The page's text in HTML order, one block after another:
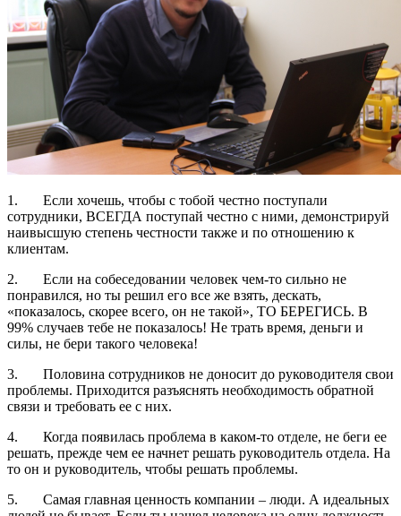
1. Если хочешь, чтобы с тобой честно поступали
сотрудники, ВСЕГДА поступай честно с ними, демонстрируй
наивысшую степень честности также и по отношению к
клиентам.
2. Если на собеседовании человек чем-то сильно не
понравился, но ты решил его все же взять, дескать,
«показалось, скорее всего, он не такой», ТО БЕРЕГИСЬ. В
99% случаев тебе не показалось! Не трать время, деньги и
силы, не бери такого человека!
3. Половина сотрудников не доносит до руководителя свои
проблемы. Приходится разъяснять необходимость обратной
связи и требовать ее с них.
4. Когда появилась проблема в каком-то отделе, не беги ее
решать, прежде чем ее начнет решать руководитель отдела. На
то он и руководитель, чтобы решать проблемы.
5. Самая главная ценность компании – люди. А идеальных